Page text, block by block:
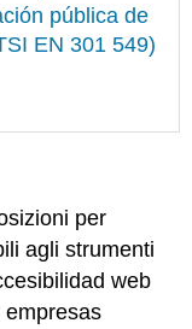
pública de
EN 301 549)
per
agli strumenti
web
empresas